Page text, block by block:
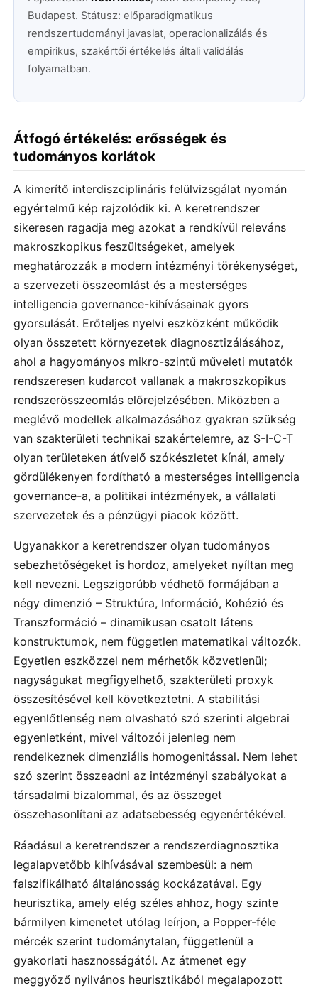
Budapest. Státusz: előparadigmatikus
rendszertudományi javaslat, operacionalizálás és
empirikus, szakértői értékelés általi validálás
folyamatban.
Átfogó értékelés: erősségek és
tudományos korlátok
A kimerítő interdiszciplináris felülvizsgálat nyomán
egyértelmű kép rajzolódik ki. A keretrendszer
sikeresen ragadja meg azokat a rendkívül releváns
makroszkopikus feszültségeket, amelyek
meghatározzák a modern intézményi törékenységet,
a szervezeti összeomlást és a mesterséges
intelligencia governance-kihívásainak gyors
gyorsulását. Erőteljes nyelvi eszközként működik
olyan összetett környezetek diagnosztizálásához,
ahol a hagyományos mikro-szintű műveleti mutatók
rendszeresen kudarcot vallanak a makroszkopikus
rendszerösszeomlás előrejelzésében. Miközben a
meglévő modellek alkalmazásához gyakran szükség
van szakterületi technikai szakértelemre, az S-I-C-T
olyan területeken átívelő szókészletet kínál, amely
gördülékenyen fordítható a mesterséges intelligencia
governance-a, a politikai intézmények, a vállalati
szervezetek és a pénzügyi piacok között.
Ugyanakkor a keretrendszer olyan tudományos
sebezhetőségeket is hordoz, amelyeket nyíltan meg
kell nevezni. Legszigorúbb védhető formájában a
négy dimenzió – Struktúra, Információ, Kohézió és
Transzformáció – dinamikusan csatolt látens
konstruktumok, nem független matematikai változók.
Egyetlen eszközzel nem mérhetők közvetlenül;
nagyságukat megfigyelhető, szakterületi proxyk
összesítésével kell következtetni. A stabilitási
egyenlőtlenség nem olvasható szó szerinti algebrai
egyenletként, mivel változói jelenleg nem
rendelkeznek dimenziális homogenitással. Nem lehet
szó szerint összeadni az intézményi szabályokat a
társadalmi bizalommal, és az összeget
összehasonlítani az adatsebesség egyenértékével.
Ráadásul a keretrendszer a rendszerdiagnosztika
legalapvetőbb kihívásával szembesül: a nem
falszifikálható általánosság kockázatával. Egy
heurisztika, amely elég széles ahhoz, hogy szinte
bármilyen kimenetet utólag leírjon, a Popper-féle
mércék szerint tudománytalan, függetlenül a
gyakorlati hasznosságától. Az átmenet egy
meggyőző nyilvános heurisztikából megalapozott